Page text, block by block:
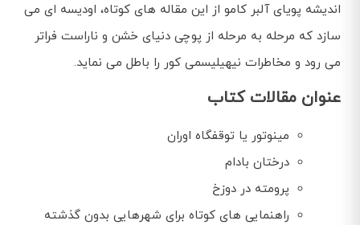
اندیشه پویای آلبر کامو از این مقاله های کوتاه، اودیسه ای می
سازد که مرحله به مرحله از پوچی دنیای خشن و ناراست فراتر
می رود و مخاطرات نیهیلیسمی کور را باطل می نماید.
عنوان مقالات کتاب
مینوتور یا توقفگاه اوران
درختان بادام
پرومته در دوزخ
راهنمایی های کوتاه برای شهرهایی بدون گذشته